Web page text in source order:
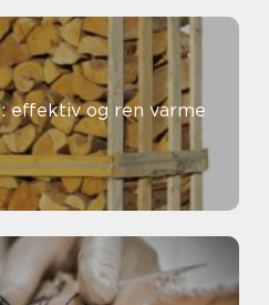
effektiv og ren varme